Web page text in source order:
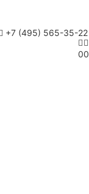
+7 (495) 565-35-22
00